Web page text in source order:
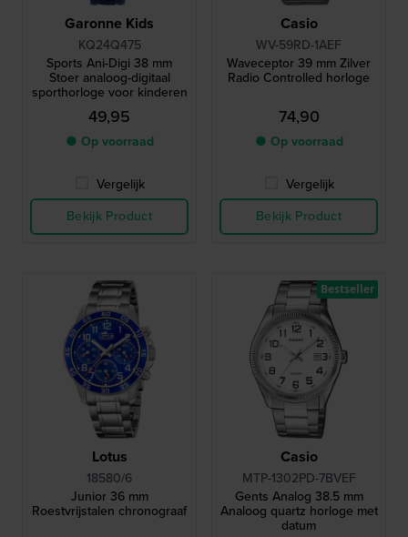
Garonne Kids
KQ24Q475
Sports Ani-Digi 38 mm
Stoer analoog-digitaal
sporthorloge voor kinderen
49,95
● Op voorraad
Vergelijk
Bekijk Product
Casio
WV-59RD-1AEF
Waveceptor 39 mm Zilver
Radio Controlled horloge
74,90
● Op voorraad
Vergelijk
Bekijk Product
Lotus
18580/6
Junior 36 mm
Roestvrijstalen chronograaf
Casio
MTP-1302PD-7BVEF
Gents Analog 38.5 mm
Analoog quartz horloge met
datum
Bestseller